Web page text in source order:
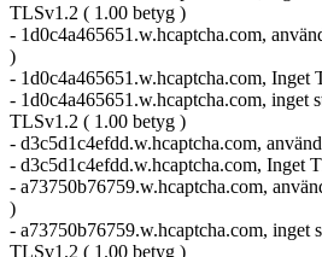
TLSv1.2 ( 1.00 betyg )
- 1d0c4a465651.w.hcaptcha.com,
)
- 1d0c4a465651.w.hcaptcha.com, Inget
- 1d0c4a465651.w.hcaptcha.com, inget
TLSv1.2 ( 1.00 betyg )
- d3c5d1c4efdd.w.hcaptcha.com,
- d3c5d1c4efdd.w.hcaptcha.com, Inget
- a73750b76759.w.hcaptcha.com,
)
- a73750b76759.w.hcaptcha.com, inget
TLSv1.2 ( 1.00 betyg )